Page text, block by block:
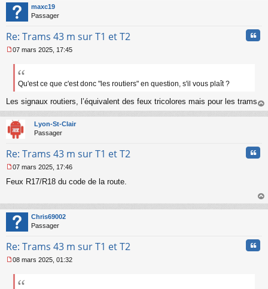
maxc19
Passager
Re: Trams 43 m sur T1 et T2
e
a
g
e
n
o
n
u
07 mars 2025, 17:45
Qu'est ce que c'est donc "les routiers" en question, s'il vous plaît ?
Les signaux routiers, l’équivalent des feux tricolores mais pour les trams.
au
Lyon-St-Clair
Passager
Re: Trams 43 m sur T1 et T2
e
a
g
e
o
l
07 mars 2025, 17:46
Feux R17/R18 du code de la route.
au
Chris69002
Passager
Re: Trams 43 m sur T1 et T2
e
08 mars 2025, 01:32